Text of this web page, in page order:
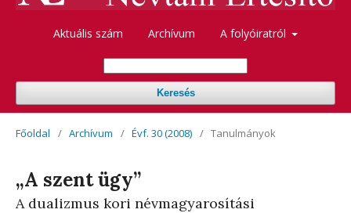
Aktuális szám Archívum A folyóiratról
Keresés
Főoldal / Archívum / Évf. 30 (2008) / Tanulmányok
„A szent ügy”
A dualizmus kori névmagyarosítási